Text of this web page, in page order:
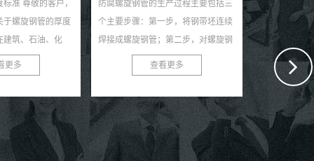
过程主要包括三
步，将钢带坯连续
二步，对螺旋钢
三步，进行产品
首...
更多
双面埋弧焊螺旋钢管的生产流程如
下： 选择优质的钢板，经过热轧制板
和冷轧制板等多道工艺处理后，确保
钢板的质量和力学性能符合国家标
螺旋钢管和
生产工艺和应
板卷管直径
相对较高。